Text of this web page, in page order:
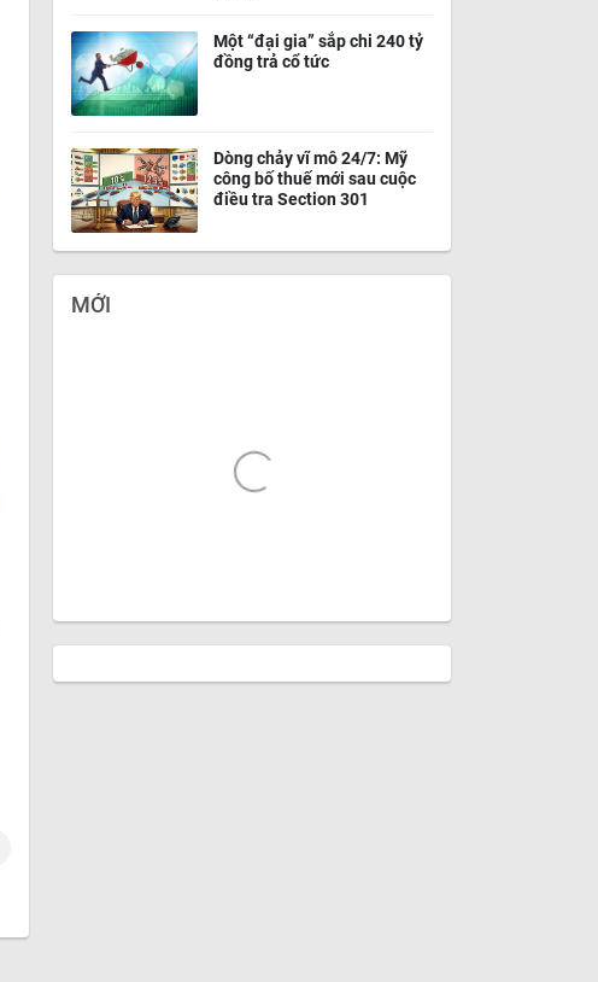
Một “đại gia” sắp chi 240 tỷ
đồng trả cổ tức
Dòng chảy vĩ mô 24/7: Mỹ
công bố thuế mới sau cuộc
điều tra Section 301
MỚI